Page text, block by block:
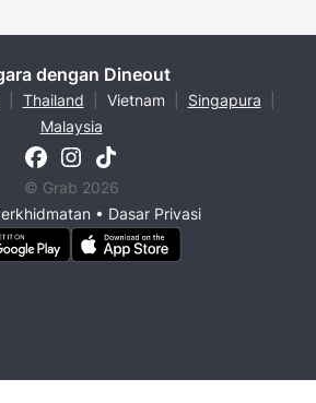
dengan Dineout
Thailand Vietnam Singapura
Malaysia
© Grab 2026
• Dasar Privasi